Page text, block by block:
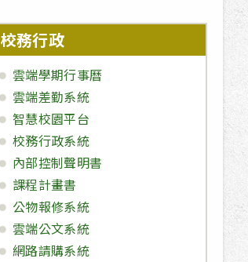
校務行政
雲端學期行事曆
雲端差勤系統
智慧校園平台
校務行政系統
內部控制聲明書
課程計畫書
公物報修系統
雲端公文系統
網路請購系統